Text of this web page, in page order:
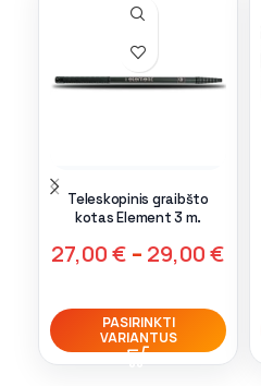
Teleskopinis graibšto
kotas Element 3 m.
27,00€ – 29,00€
PASIRINKTI
VARIANTUS